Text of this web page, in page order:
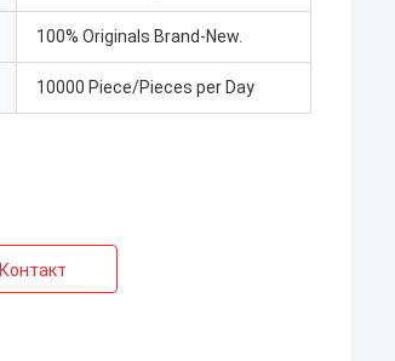
100% Originals Brand-New.
10000 Piece/Pieces per Day
Контакт